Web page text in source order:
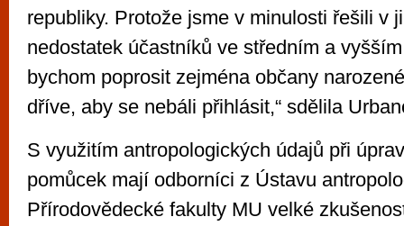
republiky. Protože jsme v minulosti řešili v
nedostatek účastníků ve středním a
bychom poprosit zejména občany
dříve, aby se nebáli přihlásit,“ sdělila
S využitím antropologických údajů při
pomůcek mají odborníci z Ústavu
Přírodovědecké fakulty MU velké